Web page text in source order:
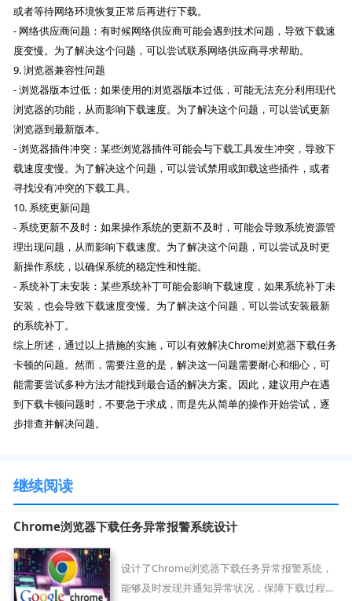
或者等待网络环境恢复正常后再进行下载。
- 网络供应商问题：有时候网络供应商可能会遇到技术问题，导致下载速
度变慢。为了解决这个问题，可以尝试联系网络供应商寻求帮助。
9. 浏览器兼容性问题
- 浏览器版本过低：如果使用的浏览器版本过低，可能无法充分利用现代
浏览器的功能，从而影响下载速度。为了解决这个问题，可以尝试更新
浏览器到最新版本。
- 浏览器插件冲突：某些浏览器插件可能会与下载工具发生冲突，导致下
载速度变慢。为了解决这个问题，可以尝试禁用或卸载这些插件，或者
寻找没有冲突的下载工具。
10. 系统更新问题
- 系统更新不及时：如果操作系统的更新不及时，可能会导致系统资源管
理出现问题，从而影响下载速度。为了解决这个问题，可以尝试及时更
新操作系统，以确保系统的稳定性和性能。
- 系统补丁未安装：某些系统补丁可能会影响下载速度，如果系统补丁未
安装，也会导致下载速度变慢。为了解决这个问题，可以尝试安装最新
的系统补丁。
综上所述，通过以上措施的实施，可以有效解决Chrome浏览器下载任务
卡顿的问题。然而，需要注意的是，解决这一问题需要耐心和细心，可
能需要尝试多种方法才能找到最合适的解决方案。因此，建议用户在遇
到下载卡顿问题时，不要急于求成，而是先从简单的操作开始尝试，逐
步排查并解决问题。
继续阅读
Chrome浏览器下载任务异常报警系统设计
设计了Chrome浏览器下载任务异常报警系统，
能够及时发现并通知异常状况，保障下载过程稳